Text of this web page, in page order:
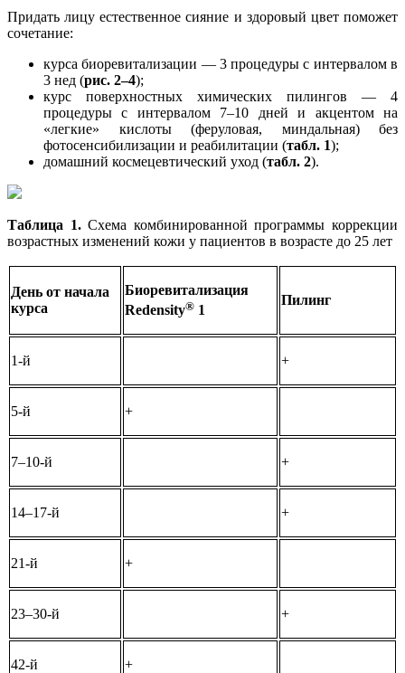
Придать лицу естественное сияние и здоровый цвет поможет
сочетание:
курса биоревитализации — 3 процедуры с интервалом в
3 нед (рис. 2–4);
курс поверхностных химических пилингов — 4
процедуры с интервалом 7–10 дней и акцентом на
«легкие» кислоты (феруловая, миндальная) без
фотосенсибилизации и реабилитации (табл. 1);
домашний космецевтический уход (табл. 2).
Таблица 1.Схема комбинированной программы коррекции
возрастных изменений кожи у пациентов в возрасте до 25 лет
День от начала
курса
Биоревитализация
Redensity® 1
Пилинг
1-й +
5-й +
7–10-й +
14–17-й +
21-й +
23–30-й +
42-й +